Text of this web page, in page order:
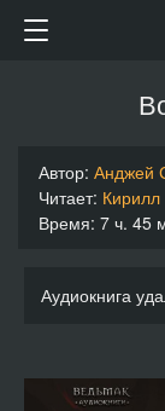
Автор: Анджей
Читает: Кирилл
Время: 7 ч. 45
Аудиокнига